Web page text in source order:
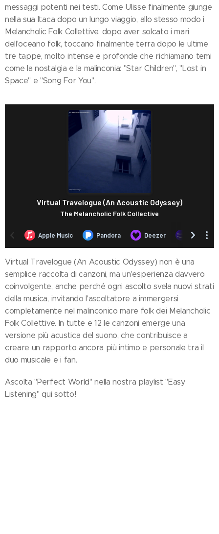
messaggi potenti nei testi. Come Ulisse finalmente giunge
nella sua Itaca dopo un lungo viaggio, allo stesso modo i
Melancholic Folk Collettive, dopo aver solcato i mari
dell'oceano folk, toccano finalmente terra dopo le ultime
tre tappe, molto intense e profonde che richiamano temi
come la nostalgia e la malinconia: "Star Children", "Lost in
Space" e "Song For You".
Virtual Travelogue (An Acoustic Odyssey) non è una
semplice raccolta di canzoni, ma un'esperienza davvero
coinvolgente, anche perché ogni ascolto svela nuovi strati
della musica, invitando l'ascoltatore a immergersi
completamente nel malinconico mare folk dei Melancholic
Folk Collettive. In tutte e 12 le canzoni emerge una
versione più acustica del suono, che contribuisce a
creare un rapporto ancora più intimo e personale tra il
duo musicale e i fan.
Ascolta "Perfect World" nella nostra playlist "Easy
Listening" qui sotto!